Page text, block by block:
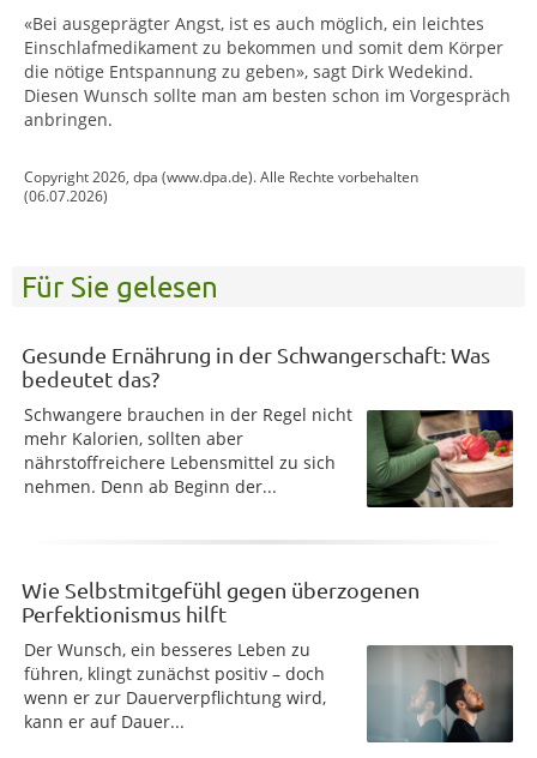
«Bei ausgeprägter Angst, ist es auch möglich, ein leichtes
Einschlafmedikament zu bekommen und somit dem Körper
die nötige Entspannung zu geben», sagt Dirk Wedekind.
Diesen Wunsch sollte man am besten schon im Vorgespräch
anbringen.
Copyright 2026, dpa (www.dpa.de). Alle Rechte vorbehalten
(06.07.2026)
Für Sie gelesen
Gesunde Ernährung in der Schwangerschaft: Was
bedeutet das?
Schwangere brauchen in der Regel nicht
mehr Kalorien, sollten aber
nährstoffreichere Lebensmittel zu sich
nehmen. Denn ab Beginn der...
Wie Selbstmitgefühl gegen überzogenen
Perfektionismus hilft
Der Wunsch, ein besseres Leben zu
führen, klingt zunächst positiv – doch
wenn er zur Dauerverpflichtung wird,
kann er auf Dauer...